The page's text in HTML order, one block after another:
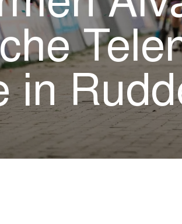
in